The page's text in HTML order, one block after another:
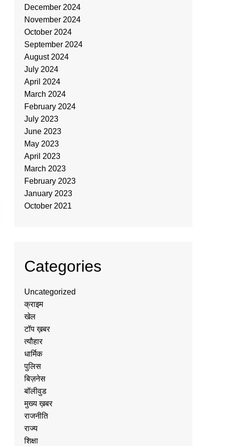
December 2024
November 2024
October 2024
September 2024
August 2024
July 2024
April 2024
March 2024
February 2024
July 2023
June 2023
May 2023
April 2023
March 2023
February 2023
January 2023
October 2021
Categories
Uncategorized
क्राइम
खेल
टॉप ख़बर
त्यौहार
धार्मिक
पुलिस
बिज़नेस
बॉलीवुड
मुख्य ख़बर
राजनीति
राज्य
शिक्षा